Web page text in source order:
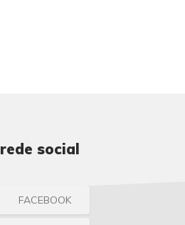
social
FACEBOOK